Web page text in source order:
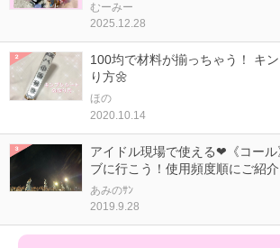
むーみー
2025.12.28
100均で材料が揃っちゃう！ キ
り方🌼
ほの
2020.10.14
アイドル現場で使える❤《コール
ブに行こう！使用頻度順にご紹介
あみのｻﾝ
2019.9.28